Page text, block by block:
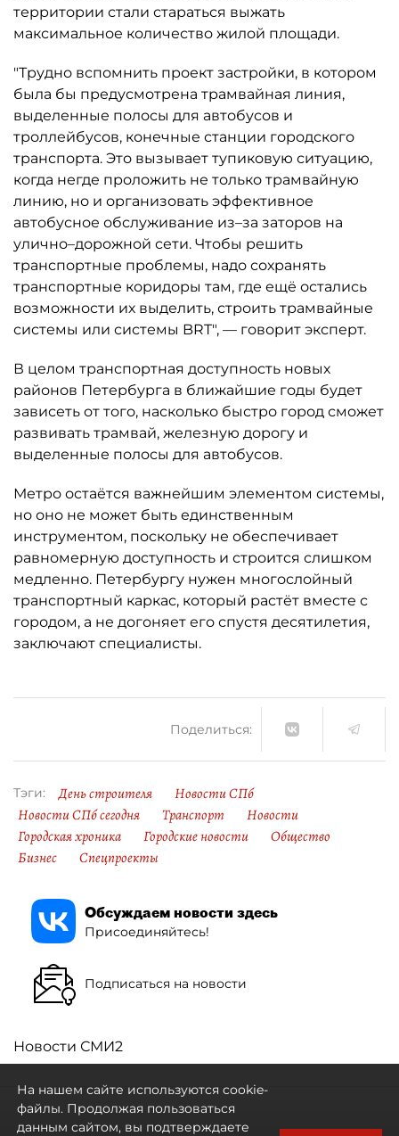
территории стали стараться выжать
максимальное количество жилой площади.
"Трудно вспомнить проект застройки, в котором
была бы предусмотрена трамвайная линия,
выделенные полосы для автобусов и
троллейбусов, конечные станции городского
транспорта. Это вызывает тупиковую ситуацию,
когда негде проложить не только трамвайную
линию, но и организовать эффективное
автобусное обслуживание из–за заторов на
улично–дорожной сети. Чтобы решить
транспортные проблемы, надо сохранять
транспортные коридоры там, где ещё остались
возможности их выделить, строить трамвайные
системы или системы BRT", — говорит эксперт.
В целом транспортная доступность новых
районов Петербурга в ближайшие годы будет
зависеть от того, насколько быстро город сможет
развивать трамвай, железную дорогу и
выделенные полосы для автобусов.
Метро остаётся важнейшим элементом системы,
но оно не может быть единственным
инструментом, поскольку не обеспечивает
равномерную доступность и строится слишком
медленно. Петербургу нужен многослойный
транспортный каркас, который растёт вместе с
городом, а не догоняет его спустя десятилетия,
заключают специалисты.
Поделиться:
Тэги: День строителя
Новости СПб
Новости СПб сегодня
Транспорт
Новости
Городская хроника
Городские новости
Общество
Бизнес
Спецпроекты
Обсуждаем новости здесь
Присоединяйтесь!
Подписаться на новости
Новости СМИ2
На нашем сайте используются cookie-
файлы. Продолжая пользоваться
данным сайтом, вы подтверждаете